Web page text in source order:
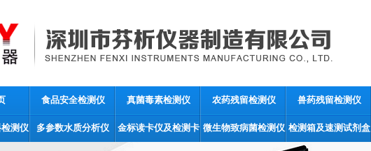
食品安全检测仪 真菌毒素检测仪 农药残留检测仪 兽药残留检测仪
测仪 多参数水质分析仪 金标读卡仪及检测卡 微生物致病菌检测仪 检测箱及速测试剂盒